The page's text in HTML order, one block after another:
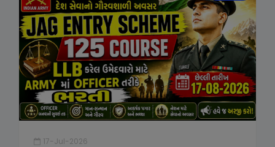
17-Jul-2026